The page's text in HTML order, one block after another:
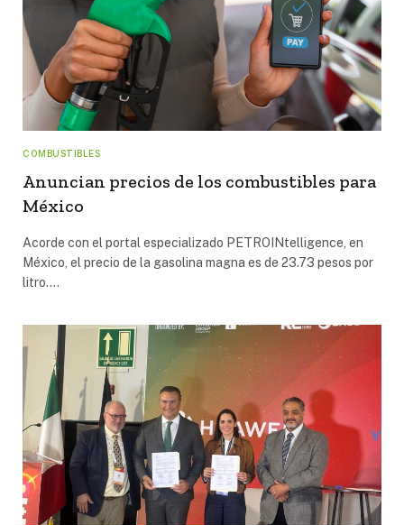
COMBUSTIBLES
Anuncian precios de los combustibles para
México
Acorde con el portal especializado PETROINtelligence, en
México, el precio de la gasolina magna es de 23.73 pesos por
litro.…